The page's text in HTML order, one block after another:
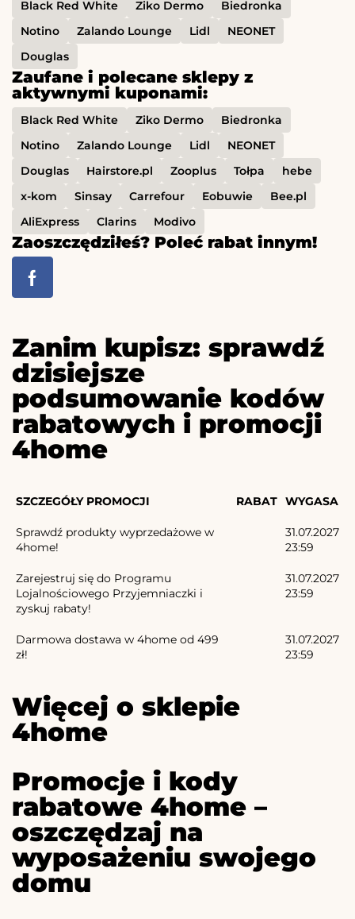
Black Red White Ziko Dermo
Biedronka
Notino
Zalando Lounge Lidl
NEONET
Douglas
Zaufane i polecane sklepy z
aktywnymi kuponami:
Black Red White Ziko Dermo
Biedronka
Notino
Zalando Lounge Lidl
NEONET
Douglas
Hairstore.pl Zooplus Tołpa
hebe
x-kom
Sinsay Carrefour Eobuwie
Bee.pl
AliExpress
Clarins Modivo
Zaoszczędziłeś? Poleć rabat innym!
Zanim kupisz: sprawdź
dzisiejsze
podsumowanie kodów
rabatowych i promocji
4home
SZCZEGÓŁY PROMOCJI RABAT WYGASA
Sprawdź produkty wyprzedażowe w
4home!
31.07.2027
23:59
Zarejestruj się do Programu
Lojalnościowego Przyjemniaczki i
zyskuj rabaty!
31.07.2027
23:59
Darmowa dostawa w 4home od 499
zł!
31.07.2027
23:59
Więcej o sklepie
4home
Promocje i kody
rabatowe 4home –
oszczędzaj na
wyposażeniu swojego
domu